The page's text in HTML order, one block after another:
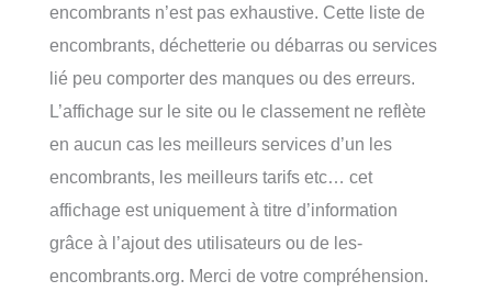
encombrants n’est pas exhaustive. Cette liste de
encombrants, déchetterie ou débarras ou services
lié peu comporter des manques ou des erreurs.
L’affichage sur le site ou le classement ne reflète
en aucun cas les meilleurs services d’un les
encombrants, les meilleurs tarifs etc… cet
affichage est uniquement à titre d’information
grâce à l’ajout des utilisateurs ou de les-
encombrants.org. Merci de votre compréhension.